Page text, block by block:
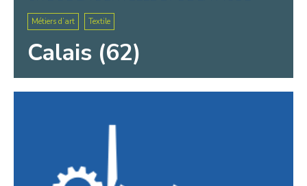
Métiers d’art Textile
Calais (62)